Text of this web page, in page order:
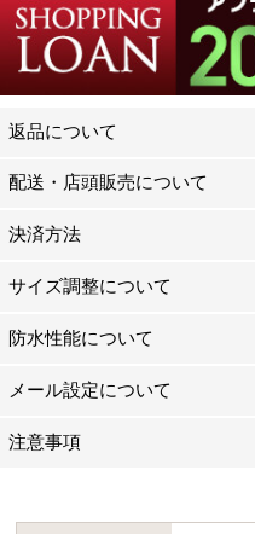
返品について
配送・店頭販売について
決済方法
サイズ調整について
防水性能について
メール設定について
注意事項